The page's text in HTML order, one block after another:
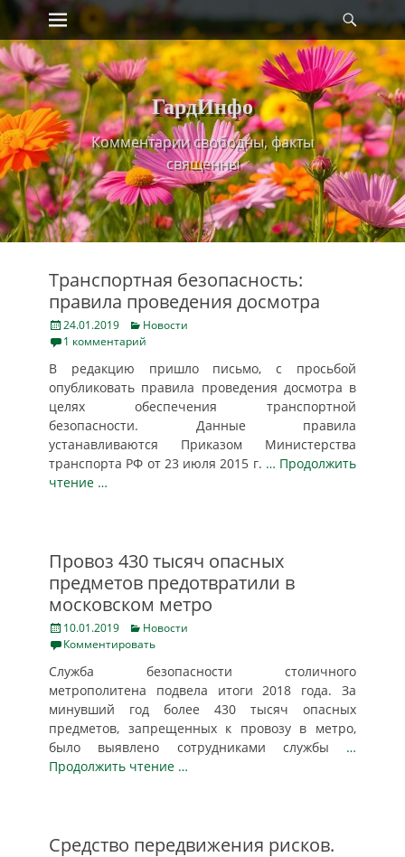
Skip
content
Primary Menu
ГардИнфо
Комментарии свободны, факты
священны
Транспортная безопасность:
правила проведения досмотра
Posted
on
24.01.2019 Categories
Новости
1 комментарий
В редакцию пришло письмо, с просьбой
опубликовать правила проведения досмотра в
целях обеспечения транспортной
безопасности. Данные правила
устанавливаются Приказом Министерства
транспорта РФ от 23 июля 2015 г. … Продолжить
чтение …
Провоз 430 тысяч опасных
предметов предотвратили в
московском метро
Posted
on
10.01.2019 Categories
Новости
Комментировать
Служба безопасности столичного
метрополитена подвела итоги 2018 года. За
минувший год более 430 тысяч опасных
предметов, запрещенных к провозу в метро,
было выявлено сотрудниками службы …
Продолжить чтение …
Средство передвижения рисков.